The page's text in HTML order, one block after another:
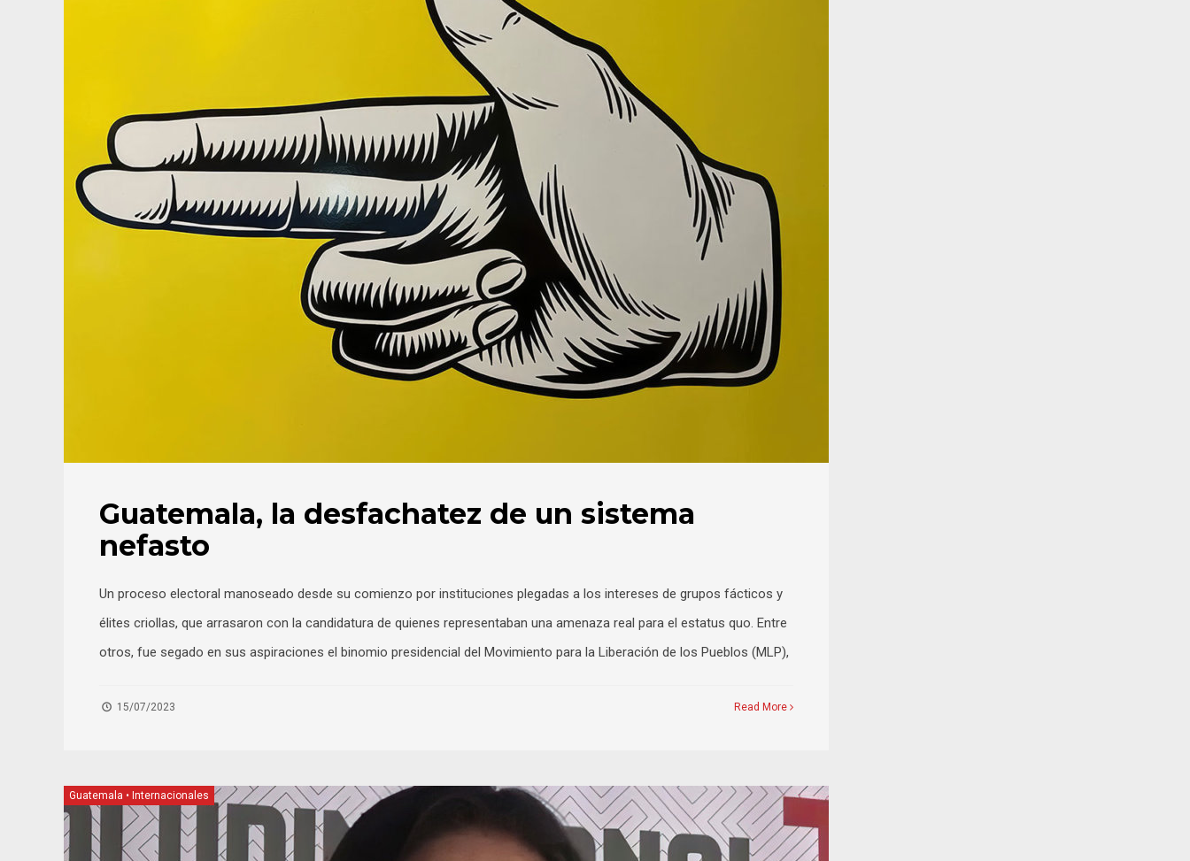
Guatemala, la desfachatez de un sistema
nefasto
Un proceso electoral manoseado desde su comienzo por instituciones plegadas a los intereses de grupos fácticos y
élites criollas, que arrasaron con la candidatura de quienes representaban una amenaza real para el estatus quo. Entre
otros, fue segado en sus aspiraciones el binomio presidencial del Movimiento para la Liberación de los Pueblos (MLP),
15/07/2023 Read More
Guatemala • Internacionales